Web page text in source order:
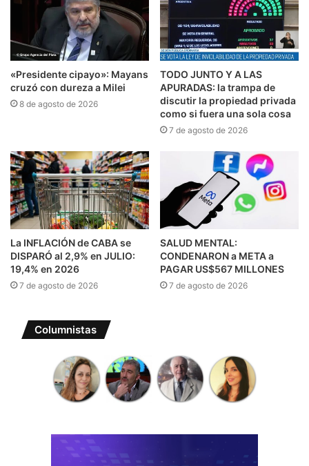
«Presidente cipayo»: Mayans
cruzó con dureza a Milei
8 de agosto de 2026
TODO JUNTO Y A LAS
APURADAS: la trampa de
discutir la propiedad privada
como si fuera una sola cosa
7 de agosto de 2026
La INFLACIÓN de CABA se
DISPARÓ al 2,9% en JULIO:
19,4% en 2026
7 de agosto de 2026
SALUD MENTAL:
CONDENARON a META a
PAGAR US$567 MILLONES
7 de agosto de 2026
Columnistas